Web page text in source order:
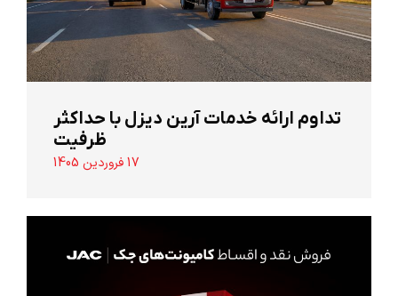
تداوم ارائه خدمات آرین دیزل با حداکثر
ظرفیت
17 فروردین 1405